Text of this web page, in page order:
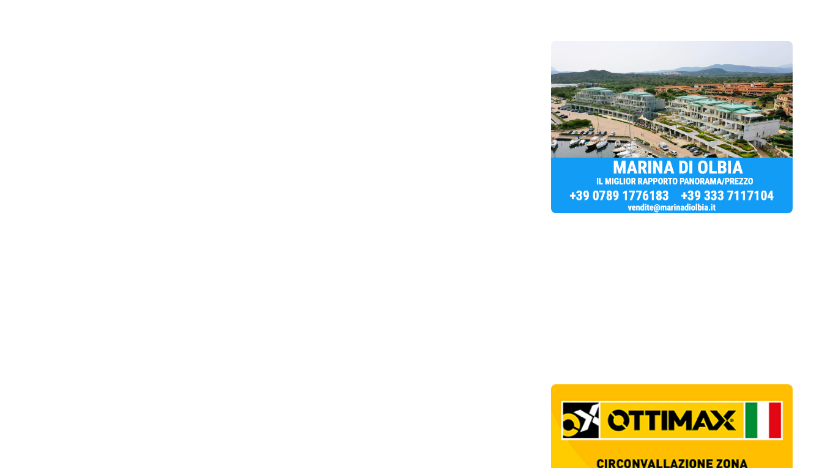
Ultime Notizie
1
Giovanni Paolo II e Mater Olbia Hospital
insieme per i traumi ortopedici
Salute
Olbia, un altro cantiere dimenticato: buca